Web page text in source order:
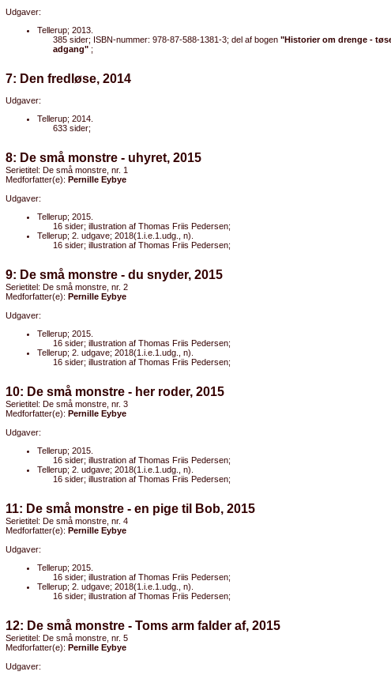
Udgaver:
Tellerup; 2013.
385 sider; ISBN-nummer: 978-87-588-1381-3; del af bogen "Historier om drenge -
adgang" ;
7: Den fredløse, 2014
Udgaver:
Tellerup; 2014.
633 sider;
8: De små monstre - uhyret, 2015
Serietitel: De små monstre, nr. 1
Medforfatter(e): Pernille Eybye
Udgaver:
Tellerup; 2015.
16 sider; illustration af Thomas Friis Pedersen;
Tellerup; 2. udgave; 2018(1.i.e.1.udg., n).
16 sider; illustration af Thomas Friis Pedersen;
9: De små monstre - du snyder, 2015
Serietitel: De små monstre, nr. 2
Medforfatter(e): Pernille Eybye
Udgaver:
Tellerup; 2015.
16 sider; illustration af Thomas Friis Pedersen;
Tellerup; 2. udgave; 2018(1.i.e.1.udg., n).
16 sider; illustration af Thomas Friis Pedersen;
10: De små monstre - her roder, 2015
Serietitel: De små monstre, nr. 3
Medforfatter(e): Pernille Eybye
Udgaver:
Tellerup; 2015.
16 sider; illustration af Thomas Friis Pedersen;
Tellerup; 2. udgave; 2018(1.i.e.1.udg., n).
16 sider; illustration af Thomas Friis Pedersen;
11: De små monstre - en pige til Bob, 2015
Serietitel: De små monstre, nr. 4
Medforfatter(e): Pernille Eybye
Udgaver:
Tellerup; 2015.
16 sider; illustration af Thomas Friis Pedersen;
Tellerup; 2. udgave; 2018(1.i.e.1.udg., n).
16 sider; illustration af Thomas Friis Pedersen;
12: De små monstre - Toms arm falder af, 2015
Serietitel: De små monstre, nr. 5
Medforfatter(e): Pernille Eybye
Udgaver: